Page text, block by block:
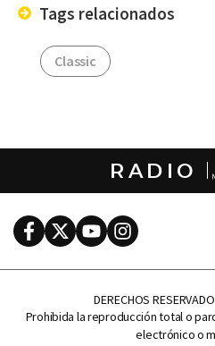
Tags relacionados
Classic
RADIO
FacebookTwitterYoutubeInstagram
DERECHOS
Prohibida la reproducción total o
electrónico o